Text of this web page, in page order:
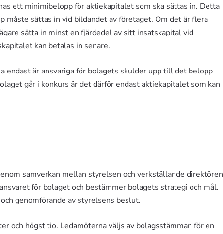
ett minimibelopp för aktiekapitalet som ska sättas in. Detta
måste sättas in vid bildandet av företaget. Om det är flera
sätta in minst en fjärdedel av sitt insatskapital vid
kan betalas in senare.
endast är ansvariga för bolagets skulder upp till det belopp
går i konkurs är det därför endast aktiekapitalet som kan
samverkan mellan styrelsen och verkställande direktören
för bolaget och bestämmer bolagets strategi och mål.
genomförande av styrelsens beslut.
och högst tio. Ledamöterna väljs av bolagsstämman för en